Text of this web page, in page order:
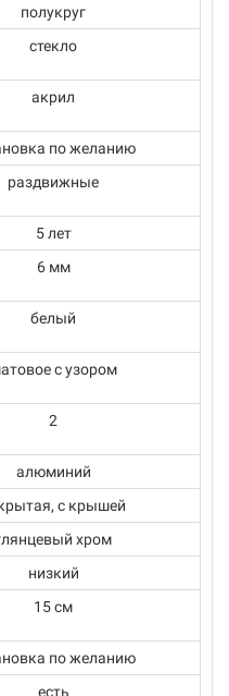
полукруг
стекло
акрил
по желанию
раздвижные
5 лет
6 мм
белый
с узором
2
алюминий
с крышей
хром
низкий
15 см
по желанию
есть